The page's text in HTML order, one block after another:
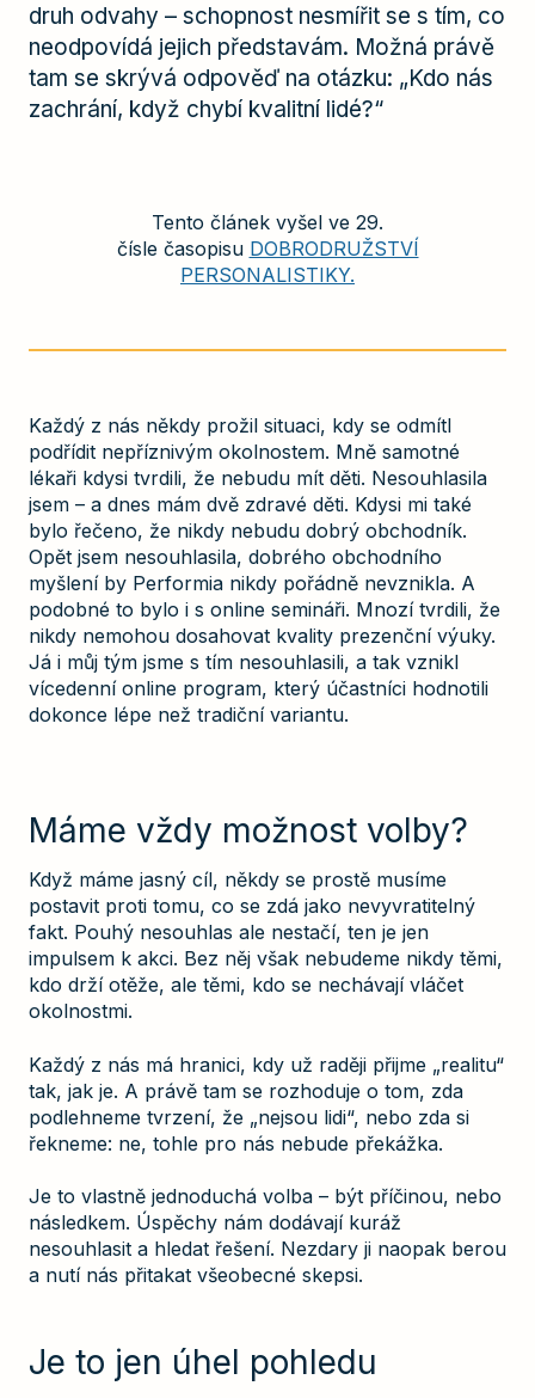
druh odvahy – schopnost nesmířit se s tím, co
neodpovídá jejich představám. Možná právě
tam se skrývá odpověď na otázku: „Kdo nás
zachrání, když chybí kvalitní lidé?“
Tento článek vyšel ve 29.
čísle časopisu DOBRODRUŽSTVÍ
PERSONALISTIKY.
Každý z nás někdy prožil situaci, kdy se odmítl
podřídit nepříznivým okolnostem. Mně samotné
lékaři kdysi tvrdili, že nebudu mít děti. Nesouhlasila
jsem – a dnes mám dvě zdravé děti. Kdysi mi také
bylo řečeno, že nikdy nebudu dobrý obchodník.
Opět jsem nesouhlasila, dobrého obchodního
myšlení by Performia nikdy pořádně nevznikla. A
podobné to bylo i s online semináři. Mnozí tvrdili, že
nikdy nemohou dosahovat kvality prezenční výuky.
Já i můj tým jsme s tím nesouhlasili, a tak vznikl
vícedenní online program, který účastníci hodnotili
dokonce lépe než tradiční variantu.
Máme vždy možnost volby?
Když máme jasný cíl, někdy se prostě musíme
postavit proti tomu, co se zdá jako nevyvratitelný
fakt. Pouhý nesouhlas ale nestačí, ten je jen
impulsem k akci. Bez něj však nebudeme nikdy těmi,
kdo drží otěže, ale těmi, kdo se nechávají vláčet
okolnostmi.
Každý z nás má hranici, kdy už raději přijme „realitu“
tak, jak je. A právě tam se rozhoduje o tom, zda
podlehneme tvrzení, že „nejsou lidi“, nebo zda si
řekneme: ne, tohle pro nás nebude překážka.
Je to vlastně jednoduchá volba – být příčinou, nebo
následkem. Úspěchy nám dodávají kuráž
nesouhlasit a hledat řešení. Nezdary ji naopak berou
a nutí nás přitakat všeobecné skepsi.
Je to jen úhel pohledu